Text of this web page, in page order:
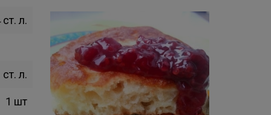
ст. л.
ст. л.
1 шт